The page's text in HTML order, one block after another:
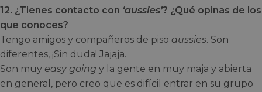
12. ¿Tienes contacto con ‘aussies’? ¿Qué opinas de los
que conoces?
Tengo amigos y compañeros de piso aussies. Son
diferentes, ¡Sin duda! Jajaja.
Son muy easy going y la gente en muy maja y abierta
en general, pero creo que es difícil entrar en su grupo